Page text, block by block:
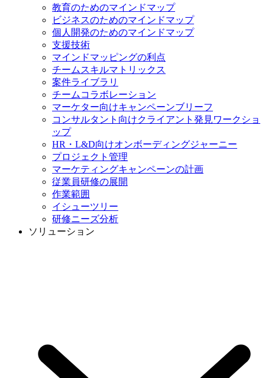
教育のためのマインドマップ
ビジネスのためのマインドマップ
個人開発のためのマインドマップ
支援技術
マインドマッピングの利点
チームスキルマトリックス
案件ライブラリ
チームコラボレーション
マーケター向けキャンペーンブリーフ
コンサルタント向けクライアント発見ワークショ
ップ
HR・L&D向けオンボーディングジャーニー
プロジェクト管理
マーケティングキャンペーンの計画
従業員研修の展開
作業範囲
イシューツリー
研修ニーズ分析
ソリューション